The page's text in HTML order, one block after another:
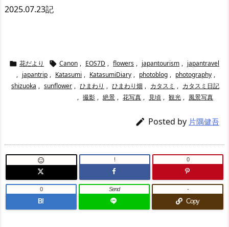
2025.07.23記
 花だより  Canon , EOS7D , flowers , japantourism , japantravel
, japantrip , Katasumi , KatasumiDiary , photoblog , photography ,
shizuoka , sunflower , ひまわり , ひまわり畑 , カタスミ , カタスミ日記
, 撮影 , 絶景 , 花写真 , 見頃 , 観光 , 風景写真
 Posted by 片隅健吾
 ! 0
B!
0 Send
Copy
-